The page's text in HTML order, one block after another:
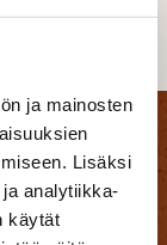
ja mainosten
Lisäksi
analytiikka-
käytät